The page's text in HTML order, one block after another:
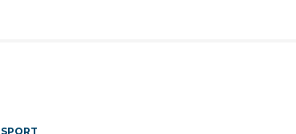
SPORT